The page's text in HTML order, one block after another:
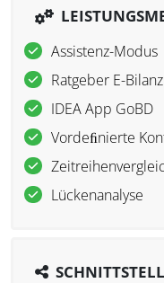
Assistenz-Modus
Ratgeber E-Bilanz
IDEA App GoBD
Vordeﬁnierte
Lückenanalyse